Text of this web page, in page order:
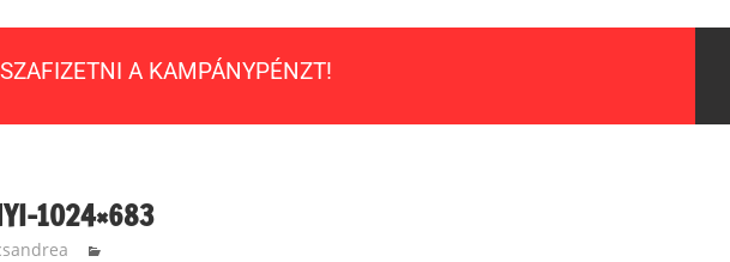
A KAMPÁNYPÉNZT!
1024×683